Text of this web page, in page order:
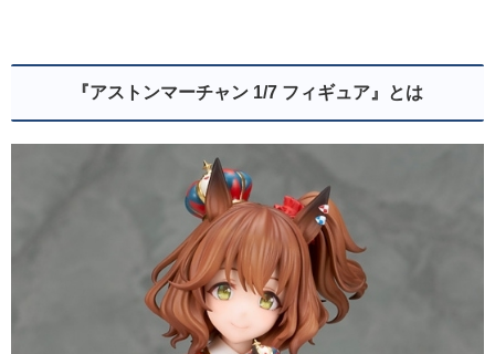
『アストンマーチャン 1/7 フィギュア 』とは